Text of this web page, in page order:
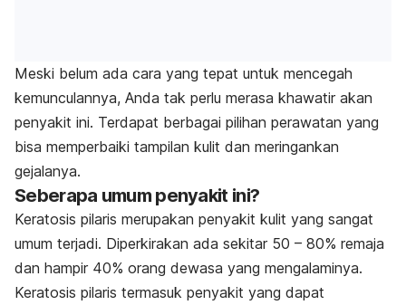
Meski belum ada cara yang tepat untuk mencegah
kemunculannya, Anda tak perlu merasa khawatir akan
penyakit ini. Terdapat berbagai pilihan perawatan yang
bisa memperbaiki tampilan kulit dan meringankan
gejalanya.
Seberapa umum penyakit ini?
Keratosis pilaris merupakan penyakit kulit yang sangat
umum terjadi. Diperkirakan ada sekitar 50 – 80% remaja
dan hampir 40% orang dewasa yang mengalaminya.
Keratosis pilaris termasuk penyakit yang dapat